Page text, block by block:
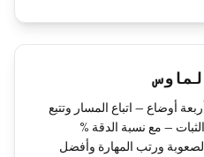
أوضاع — اتباع المسار وتتبع
— مع نسبة الدقة %
ورتب المهارة وأفضل